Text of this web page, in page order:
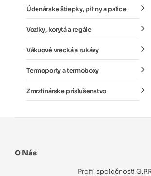
Údenárske štiepky, piliny a palice
Vozíky, korytá a regále
Vákuové vrecká a rukávy
Termoporty a termoboxy
Zmrzlinárske príslušenstvo
O Nás
Profil spoločnosti